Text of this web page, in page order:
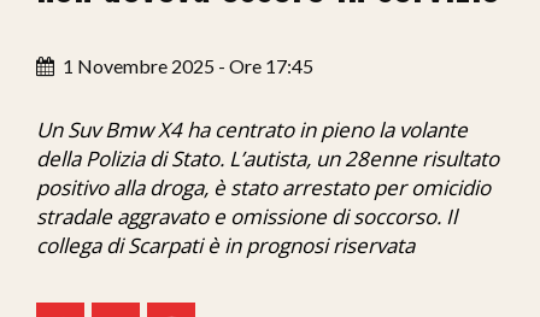
Sanità
Economia
Ita-Mondo
C7 Play
We Calabria
1 Novembre 2025 - Ore 17:45
Un Suv Bmw X4 ha centrato in pieno la volante
della Polizia di Stato. L’autista, un 28enne risultato
positivo alla droga, è stato arrestato per omicidio
stradale aggravato e omissione di soccorso. Il
collega di Scarpati è in prognosi riservata